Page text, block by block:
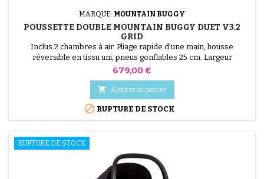
MARQUE: MOUNTAIN BUGGY
POUSSETTE DOUBLE MOUNTAIN BUGGY DUET V3.2
GRID
Inclus 2 chambres à air. Pliage rapide d'une main, housse
réversible en tissu uni, pneus gonflables 25 cm. Largeur
compacte 63 cm, idéale pour jumeaux ou enfants rapprochés.
Prix
679,00 €
 Ajouter au panier
 RUPTURE DE STOCK
RUPTURE DE STOCK